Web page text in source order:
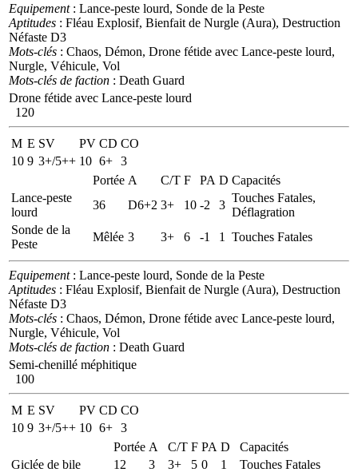
Equipement: Lance-peste lourd, Sonde de la Peste
Aptitudes : Fléau Explosif, Bienfait de Nurgle (Aura), Destruction
Néfaste D3
Mots-clés : Chaos, Démon, Drone fétide avec Lance-peste lourd,
Nurgle, Véhicule, Vol
Mots-clés de faction : Death Guard
Drone fétide avec Lance-peste lourd
120
M E SV PV CD CO
10 9 3+/5++ 10 6+ 3
Portée A C/T F PA D Capacités
Lance-peste
lourd
36 D6+2 3+ 10 -2 3
Touches Fatales,
Déflagration
Sonde de la
Peste
Mêlée 3 3+ 6 -1 1 Touches Fatales
Equipement: Lance-peste lourd, Sonde de la Peste
Aptitudes : Fléau Explosif, Bienfait de Nurgle (Aura), Destruction
Néfaste D3
Mots-clés : Chaos, Démon, Drone fétide avec Lance-peste lourd,
Nurgle, Véhicule, Vol
Mots-clés de faction : Death Guard
Semi-chenillé méphitique
100
M E SV PV CD CO
10 9 3+/5++ 10 6+ 3
Portée A C/T F PA D
Capacités
Giclée de bile
12 3 3+ 5 0 1
Touches Fatales